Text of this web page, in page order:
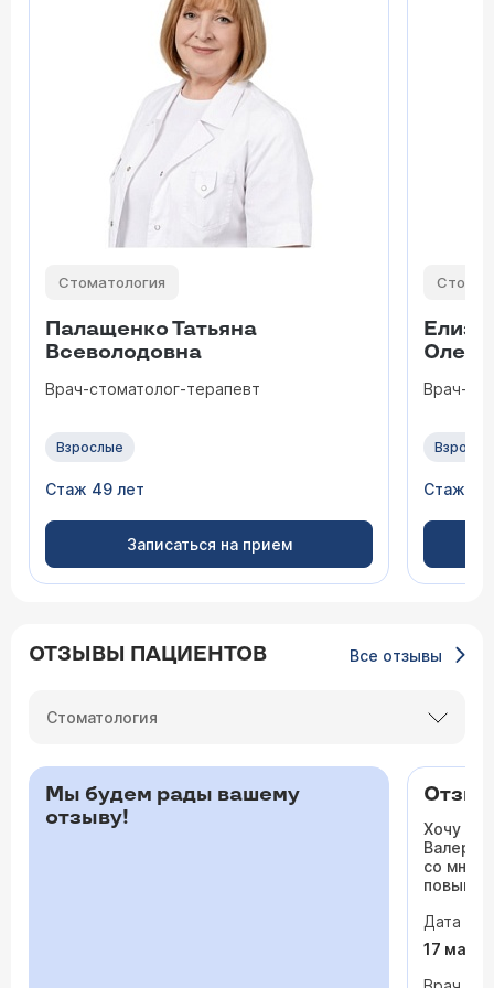
Стоматология
Палащенко Татьяна
Всеволодовна
Врач-стоматолог-терапевт
Взрослые
Стаж 49 лет
Записаться на прием
Врач-
Стаж 47
ОТЗЫВЫ ПАЦИЕНТОВ Все отзывы
Стоматология
Мы будем рады вашему
отзыву!
Хочу
со мной
сердца.
раз
врачи
На
Дата
17 мая